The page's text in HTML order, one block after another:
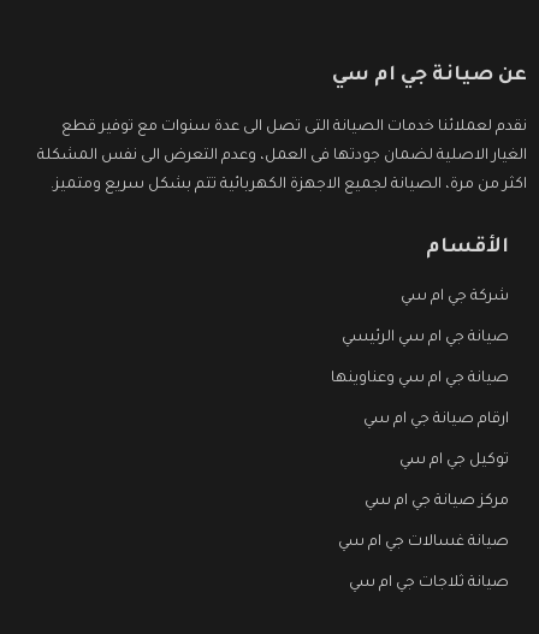
عن صيانة جي ام سي
نقدم لعملائنا خدمات الصيانة التى تصل الى عدة سنوات مع توفير قطع
الغيار الاصلية لضمان جودتها فى العمل، وعدم التعرض الى نفس المشكلة
اكثر من مرة، الصيانة لجميع الاجهزة الكهربائية تتم بشكل سريع ومتميز.
الأقسام
شركة جي ام سي
صيانة جي ام سي الرئيسي
صيانة جي ام سي وعناوينها
ارقام صيانة جي ام سي
توكيل جي ام سي
مركز صيانة جي ام سي
صيانة غسالات جي ام سي
صيانة ثلاجات جي ام سي